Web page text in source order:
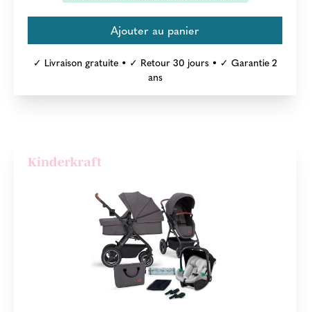
✓ Livraison gratuite • ✓ Retour 30 jours • ✓ Garantie 2
ans
Kinderkraft